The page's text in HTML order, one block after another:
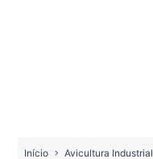
Início
Avicultura Industrial